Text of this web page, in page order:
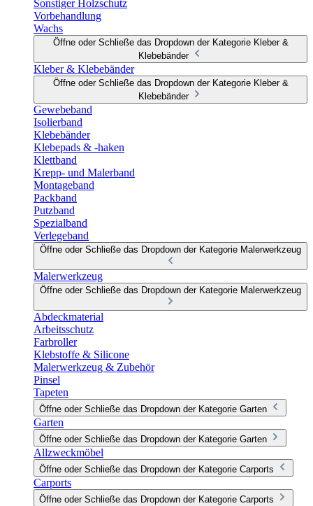
Sonstiger Holzschutz
Vorbehandlung
Wachs
Öffne oder Schließe das Dropdown der Kategorie Kleber &
Klebebänder
Kleber & Klebebänder
Öffne oder Schließe das Dropdown der Kategorie Kleber &
Klebebänder
Gewebeband
Isolierband
Klebebänder
Klebepads & -haken
Klettband
Krepp- und Malerband
Montageband
Packband
Putzband
Spezialband
Verlegeband
Öffne oder Schließe das Dropdown der Kategorie Malerwerkzeug
Malerwerkzeug
Öffne oder Schließe das Dropdown der Kategorie Malerwerkzeug
Abdeckmaterial
Arbeitsschutz
Farbroller
Klebstoffe & Silicone
Malerwerkzeug & Zubehör
Pinsel
Tapeten
Öffne oder Schließe das Dropdown der Kategorie Garten
Garten
Öffne oder Schließe das Dropdown der Kategorie Garten
Allzweckmöbel
Öffne oder Schließe das Dropdown der Kategorie Carports
Carports
Öffne oder Schließe das Dropdown der Kategorie Carports